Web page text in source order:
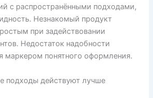
с распространёнными подходами,
Незнакомый продукт
при задействовании
Недостаток надобности
маркером понятного оформления.
подходы действуют лучше